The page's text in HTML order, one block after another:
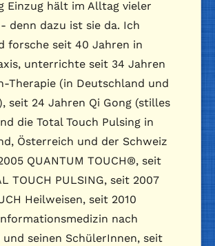
Einzug hält im Alltag vieler
denn dazu ist sie da. Ich
forsche seit 40 Jahren in
unterrichte seit 34 Jahren
Therapie (in Deutschland und
seit 24 Jahren Qi Gong (stilles
die Total Touch Pulsing in
Österreich und der Schweiz
QUANTUM TOUCH®, seit
TOUCH PULSING, seit 2007
Heilweisen, seit 2010
nach
seinen SchülerInnen, seit